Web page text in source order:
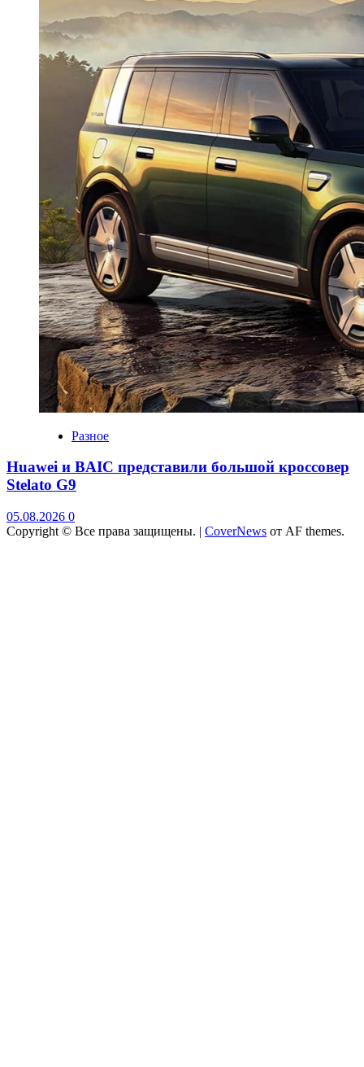
Разное
Huawei и BAIC представили большой кроссовер
Stelato G9
05.08.2026 0
Copyright © Все права защищены. | CoverNews от AF themes.